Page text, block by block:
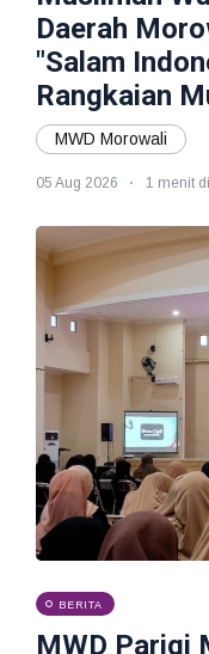
Daerah
"Salam
Rangkaian
MWD Morowali
05 Aug 2026 1 menit
BERITA
MWD Parigi